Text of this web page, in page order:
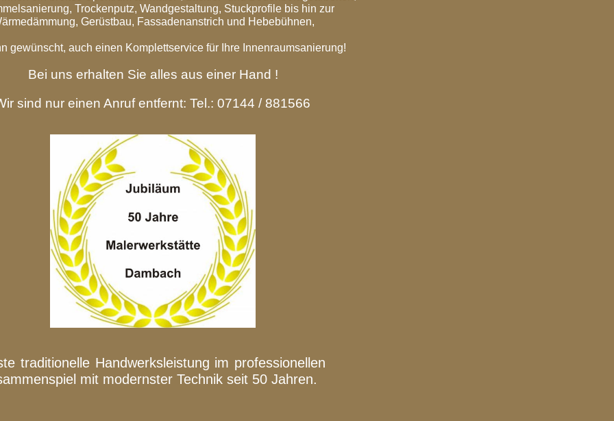
Trockenputz, Wandgestaltung, Stuckprofile bis hin zur
Gerüstbau, Fassadenanstrich und Hebebühnen,
gewünscht, auch einen Komplettservice für Ihre Innenraumsanierung!
Bei uns erhalten Sie alles aus einer Hand !
traditionelle Handwerksleistung im professionellen
mit modernster Technik seit 50 Jahren.
sind nur einen Anruf entfernt: Tel.: 07144 / 881566